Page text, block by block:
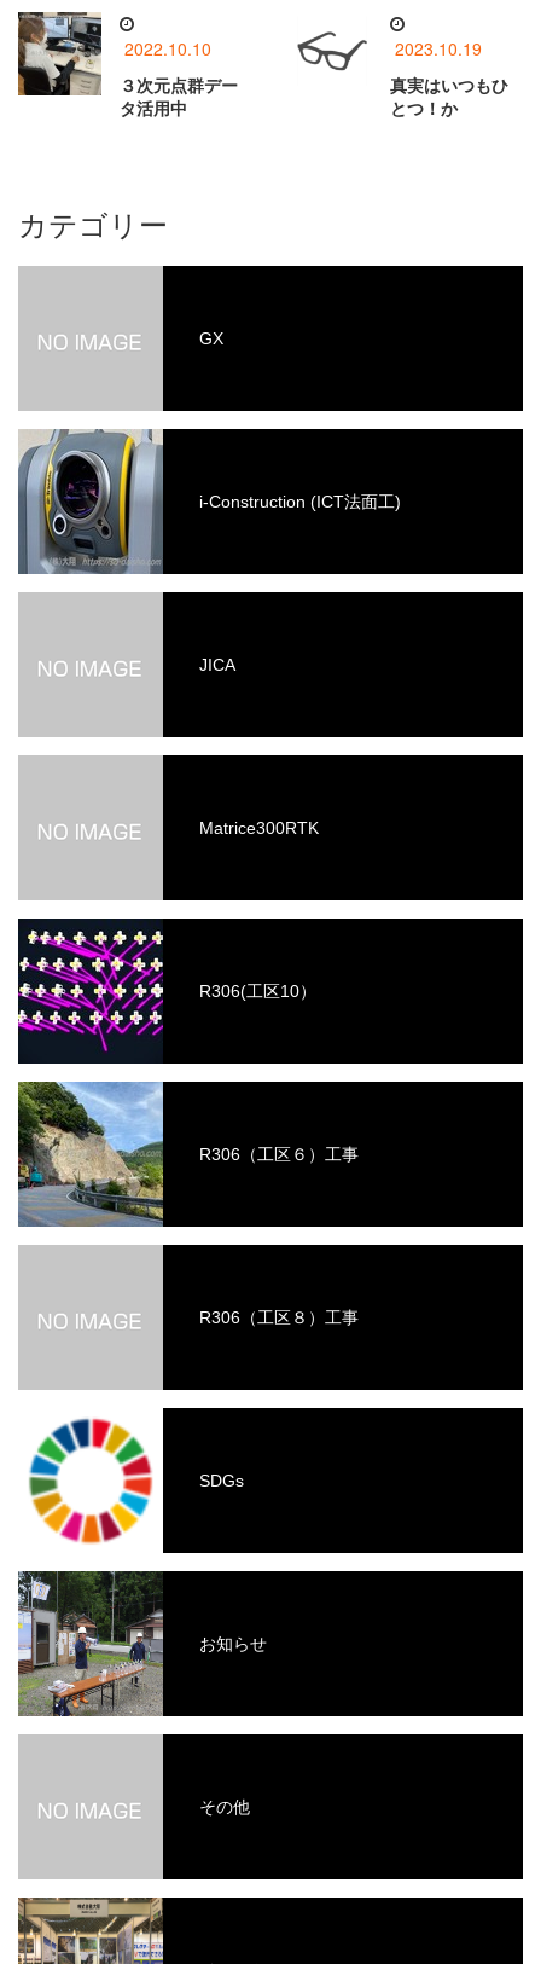
2022.10.10
３次元点群デー
タ活用中
2023.10.19
真実はいつもひ
とつ！か
カテゴリー
GX
i-Construction (ICT法面工)
JICA
Matrice300RTK
R306(工区10）
R306（工区６）工事
R306（工区８）工事
SDGs
お知らせ
その他